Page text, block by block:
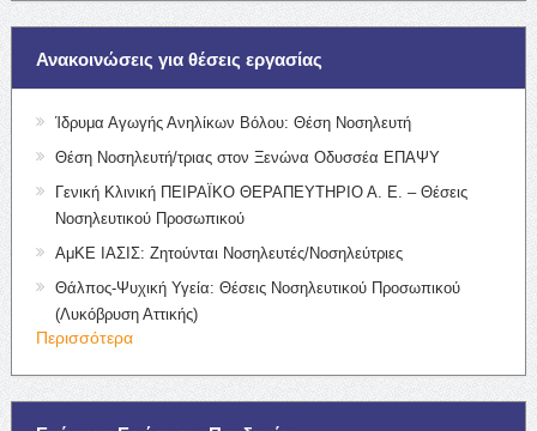
Ανακοινώσεις για θέσεις εργασίας
Ίδρυμα Αγωγής Ανηλίκων Βόλου: Θέση Νοσηλευτή
Θέση Νοσηλευτή/τριας στον Ξενώνα Οδυσσέα ΕΠΑΨΥ
Γενική Κλινική ΠΕΙΡΑΪΚΟ ΘΕΡΑΠΕΥΤΗΡΙΟ Α. Ε. – Θέσεις
Νοσηλευτικού Προσωπικού
ΑμΚΕ ΙΑΣΙΣ: Ζητούνται Νοσηλευτές/Νοσηλεύτριες
Θάλπος-Ψυχική Υγεία: Θέσεις Νοσηλευτικού Προσωπικού
(Λυκόβρυση Αττικής)
Περισσότερα